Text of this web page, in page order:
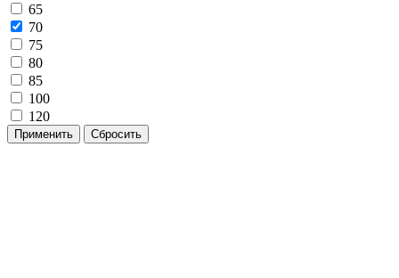
65
70
75
80
85
100
120
Применить Сбросить